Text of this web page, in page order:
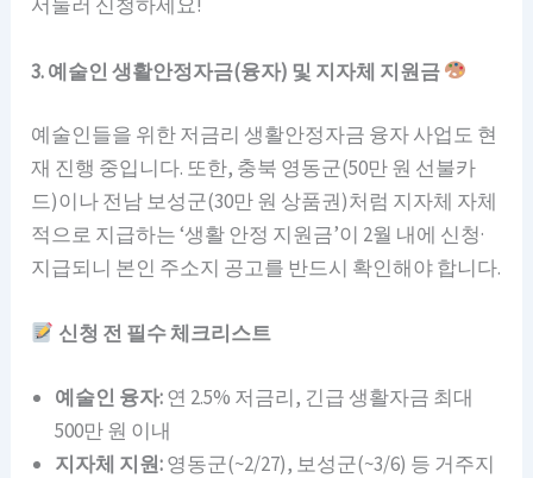
서둘러 신청하세요!
3. 예술인 생활안정자금(융자) 및 지자체 지원금
예술인들을 위한 저금리 생활안정자금 융자 사업도 현
재 진행 중입니다. 또한, 충북 영동군(50만 원 선불카
드)이나 전남 보성군(30만 원 상품권)처럼 지자체 자체
적으로 지급하는 ‘생활 안정 지원금’이 2월 내에 신청·
지급되니 본인 주소지 공고를 반드시 확인해야 합니다.
신청 전 필수 체크리스트
예술인 융자:연 2.5% 저금리, 긴급 생활자금 최대
500만 원 이내
지자체 지원:영동군(~2/27), 보성군(~3/6) 등 거주지